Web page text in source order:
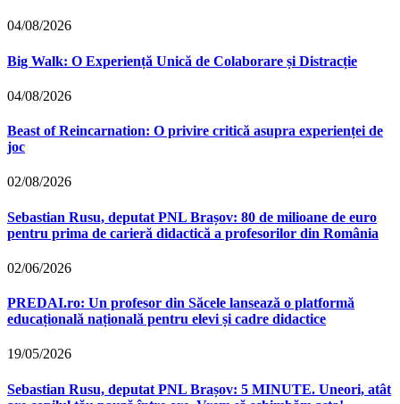
04/08/2026
Big Walk: O Experiență Unică de Colaborare și Distracție
04/08/2026
Beast of Reincarnation: O privire critică asupra experienței de
joc
02/08/2026
Sebastian Rusu, deputat PNL Brașov: 80 de milioane de euro
pentru prima de carieră didactică a profesorilor din România
02/06/2026
PREDAI.ro: Un profesor din Săcele lansează o platformă
educațională națională pentru elevi și cadre didactice
19/05/2026
Sebastian Rusu, deputat PNL Brașov: 5 MINUTE. Uneori, atât